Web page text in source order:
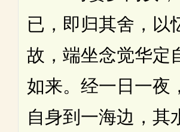
已，即归其舍，以
故，端坐念觉华定
如来。经一日一夜
自身到一海边，其